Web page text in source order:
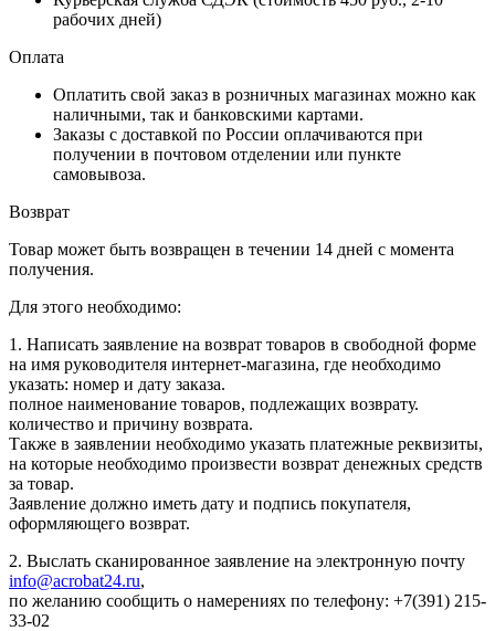
рабочих дней)
Оплата
Оплатить свой заказ в розничных магазинах можно как
наличными, так и банковскими картами.
Заказы с доставкой по России оплачиваются при
получении в почтовом отделении или пункте
самовывоза.
Возврат
Товар может быть возвращен в течении 14 дней с момента
получения.
Для этого необходимо:
1. Написать заявление на возврат товаров в свободной форме
на имя руководителя интернет-магазина, где необходимо
указать: номер и дату заказа.
полное наименование товаров, подлежащих возврату.
количество и причину возврата.
Также в заявлении необходимо указать платежные реквизиты,
на которые необходимо произвести возврат денежных средств
за товар.
Заявление должно иметь дату и подпись покупателя,
оформляющего возврат.
2. Выслать сканированное заявление на электронную почту
info@acrobat24.ru,
по желанию сообщить о намерениях по телефону: +7(391) 215-
33-02